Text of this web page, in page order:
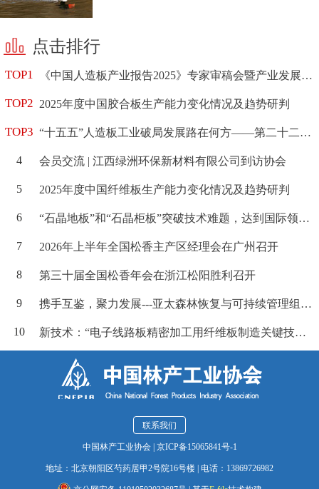
点击排行
《中国人造板产业报告2025》专家审稿会暨产业发展研讨会顺利
2025年度中国胶合板生产能力变化情况及趋势研判
“十五五”人造板工业破局发展路在何方——第二十二届全国人造板
会员交流 | 江西绿洲环保新材料有限公司到访协会
2025年度中国纤维板生产能力变化情况及趋势研判
“石晶地板”和“石晶柜板”突破技术难题，达到国际领先水平
2026年上半年全国松香主产区经理会在广州召开
第三十届全国松香年会在浙江松阳胜利召开
携手互鉴，聚力发展---亚太森林恢复与可持续管理组织（APF
新技术：“电子线路板精密加工用纤维板制造关键技术”及其新产品
联系我们
中国林产工业协会 京ICP备15065841号-1
地址：北京朝阳区芍药居甲2号院16号楼 电话：13869726982